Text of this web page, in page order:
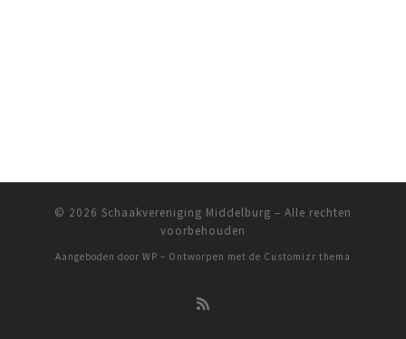
© 2026 Schaakvereniging Middelburg – Alle rechten
voorbehouden
Aangeboden door WP – Ontworpen met de Customizr thema